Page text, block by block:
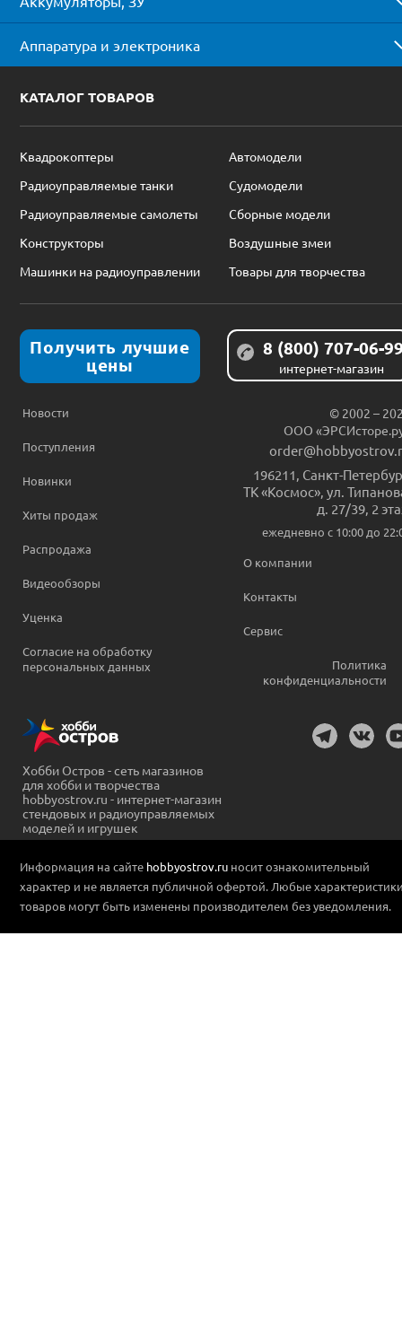
Аппаратура и электроника
КАТАЛОГ ТОВАРОВ
Квадрокоптеры
Автомодели
Радиоуправляемые танки
Судомодели
Радиоуправляемые самолеты
Сборные модели
Конструкторы
Воздушные змеи
Машинки на радиоуправлении
Товары для творчества
Получить лучшие
цены
8 (800) 707-06-
интернет-магазин
Новости
Поступления
Новинки
Хиты продаж
Распродажа
Видеообзоры
Уценка
Согласие на обработку
персональных данных
© 2002 –
ООО
196211 Санкт-
ТК «Космос», ул.
д. 27/39, 2
ежедневно c 10:00 до
О компании
Контакты
Сервис
Политика
конфиденциальности
Хобби Остров - сеть магазинов
для хобби и творчества
hobbyostrov.ru - интернет-магазин
стендовых и радиоуправляемых
моделей и игрушек
Информация на сайте hobbyostrov.ru носит ознакомительный
характер и не является публичной офертой. Любые
товаров могут быть изменены производителем без уведомления.